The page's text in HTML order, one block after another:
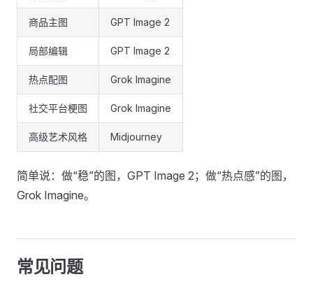
商品主图 GPT Image 2
局部编辑 GPT Image 2
热点配图 Grok Imagine
社交平台梗图 Grok Imagine
高级艺术风格 Midjourney
简单说：做“稳”的图，GPT Image 2；做“热点感”的图，
Grok Imagine。
常见问题